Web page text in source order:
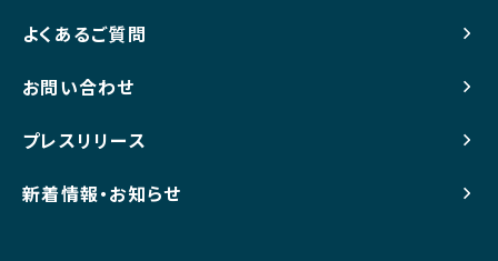
よくあるご質問
お問い合わせ
プレスリリース
新着情報・お知らせ